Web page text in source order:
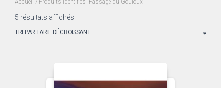
Accueil / Produits identifiés “Passage du Gouloux”
5 résultats affichés
prix